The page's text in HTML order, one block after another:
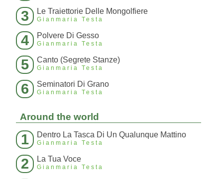
3 Le Traiettorie Delle Mongolfiere
Gianmaria Testa
4 Polvere Di Gesso
Gianmaria Testa
5 Canto (Segrete Stanze)
Gianmaria Testa
6 Seminatori Di Grano
Gianmaria Testa
Around the world
1 Dentro La Tasca Di Un Qualunque Mattino
Gianmaria Testa
2 La Tua Voce
Gianmaria Testa